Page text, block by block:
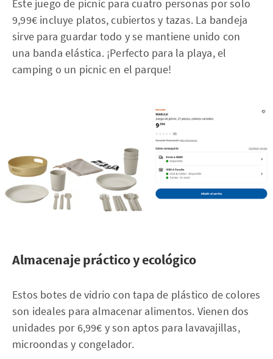
Este juego de picnic para cuatro personas por solo
9,99€ incluye platos, cubiertos y tazas. La bandeja
sirve para guardar todo y se mantiene unido con
una banda elástica. ¡Perfecto para la playa, el
camping o un picnic en el parque!
Almacenaje práctico y ecológico
Estos botes de vidrio con tapa de plástico de colores
son ideales para almacenar alimentos. Vienen dos
unidades por 6,99€ y son aptos para lavavajillas,
microondas y congelador.